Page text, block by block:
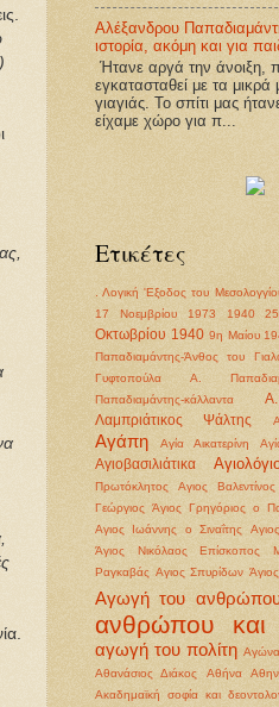
Αλέξανδρου
ιστορία, ακόμη και για
Ήτανε αργά την άνοιξη,
εγκατασταθεί με τα μικρά
γιαγιάς. Το σπίτι μας
είχαμε χώρο για π...
Ετικέτες
. Λογική 'Εξοδος του
17 Νοεμβρίου 1973
1940
Οκτωβρίου 1940 9η Μαίου
Παπαδιαμάντης-Άνθος του
Γυφτοπούλα
Α.
Παπαδιαμάντης-κάλλαντα
Λαμπριάτικος Ψάλτης
Αγάπη Αγία Αικατερίνη
Αγιοβασιλιάτικα
Πρωτόκλητος
Αγιος Βαλεντίνος
Γεώργιος
Άγιος Γρηγόριος ο
Αγιος Ιωάννης ο Σιναΐτης
Άγιος Νικόλαος Επίσκοπος
Ραγκαβάς Αγιος Σπυρίδων
Αγωγή του
ανθρώπου και
αγωγή του πολίτη
Αθανάσιος Διάκος
Αθήνα
Ακαδημαϊκή σοφία και